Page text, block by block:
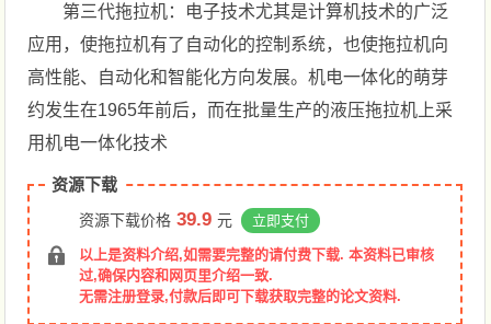
第三代拖拉机：电子技术尤其是计算机技术的广泛
应用，使拖拉机有了自动化的控制系统，也使拖拉机向
高性能、自动化和智能化方向发展。机电一体化的萌芽
约发生在1965年前后，而在批量生产的液压拖拉机上采
用机电一体化技术
资源下载
资源下载价格 39.9 元 立即支付
以上是资料介绍,如需要完整的请付费下载. 本资料已审核
过,确保内容和网页里介绍一致.
无需注册登录,付款后即可下载获取完整的论文资料.